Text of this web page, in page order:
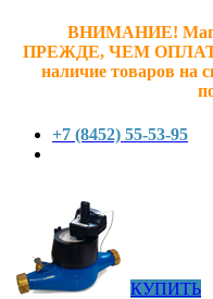
ВНИМАНИЕ!
ПРЕЖДЕ, ЧЕМ
наличие товаров на
+7 (8452) 55-53-95
КУПИТЬ